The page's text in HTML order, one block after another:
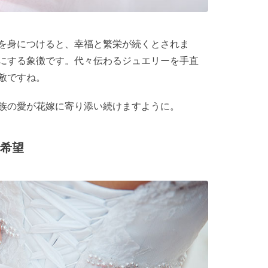
身につけると、幸福と繁栄が続くとされま
する象徴です。代々伝わるジュエリーを手直
ですね。
愛が花嫁に寄り添い続けますように。
望